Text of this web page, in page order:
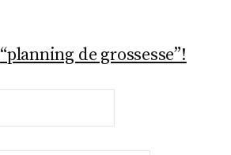
“planning de grossesse”!